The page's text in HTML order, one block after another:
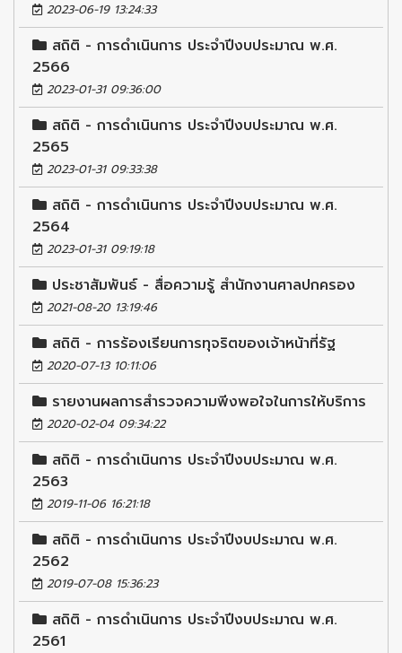
2023-06-19 13:24:33
สถิติ - การดำเนินการ ประจำปีงบประมาณ พ.ศ.
2566
2023-01-31 09:36:00
สถิติ - การดำเนินการ ประจำปีงบประมาณ พ.ศ.
2565
2023-01-31 09:33:38
สถิติ - การดำเนินการ ประจำปีงบประมาณ พ.ศ.
2564
2023-01-31 09:19:18
ประชาสัมพันธ์ - สื่อความรู้ สำนักงานศาลปกครอง
2021-08-20 13:19:46
สถิติ - การร้องเรียนการทุจริตของเจ้าหน้าที่รัฐ
2020-07-13 10:11:06
รายงานผลการสำรวจความพีงพอใจในการให้บริการ
2020-02-04 09:34:22
สถิติ - การดำเนินการ ประจำปีงบประมาณ พ.ศ.
2563
2019-11-06 16:21:18
สถิติ - การดำเนินการ ประจำปีงบประมาณ พ.ศ.
2562
2019-07-08 15:36:23
สถิติ - การดำเนินการ ประจำปีงบประมาณ พ.ศ.
2561